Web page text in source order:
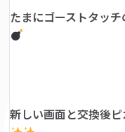
たまにゴーストタッ
新しい画面と交換後